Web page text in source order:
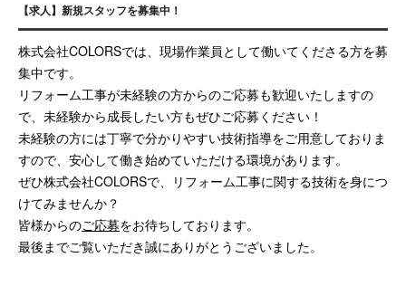
【求人】新規スタッフを募集中！
株式会社COLORSでは、現場作業員として働いてくださる方を募
集中です。
リフォーム工事が未経験の方からのご応募も歓迎いたしますの
で、未経験から成長したい方もぜひご応募ください！
未経験の方には丁寧で分かりやすい技術指導をご用意しておりま
すので、安心して働き始めていただける環境があります。
ぜひ株式会社COLORSで、リフォーム工事に関する技術を身につ
けてみませんか？
皆様からのご応募をお待ちしております。
最後までご覧いただき誠にありがとうございました。